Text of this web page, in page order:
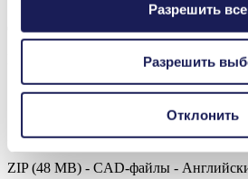
Разрешить
Разрешить
Отклонить
Operating Manual NF 1.25
PDF (782 KB) - Руководства по
3D CAD Model NF 1.25
ZIP (48 MB) - CAD-файлы -